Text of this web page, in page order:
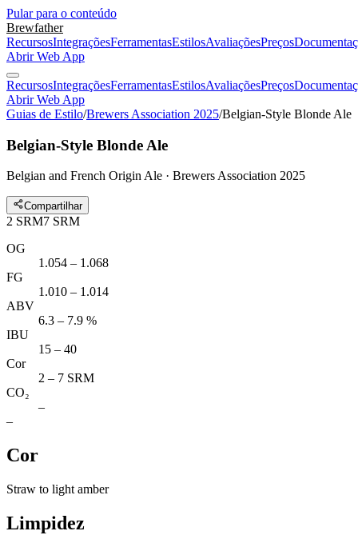
Pular para o conteúdo
Brewfather
RecursosIntegraçõesFerramentasEstilosAvaliaçõesPreços
Abrir Web App
RecursosIntegraçõesFerramentasEstilosAvaliaçõesPreços
Abrir Web App
Guias de Estilo/Brewers Association 2025/Belgian-Style Blonde Ale
Belgian-Style Blonde Ale
Belgian and French Origin Ale · Brewers Association 2025
Compartilhar
2 SRM7 SRM
OG
1.054 – 1.068
FG
1.010 – 1.014
ABV
6.3 – 7.9 %
IBU
15 – 40
Cor
2 – 7 SRM
CO₂
–
–
Cor
Straw to light amber
Limpidez